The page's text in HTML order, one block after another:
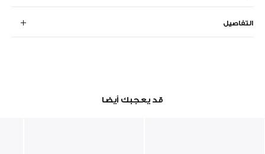
التفاصيل
قد يعجبك أيضا